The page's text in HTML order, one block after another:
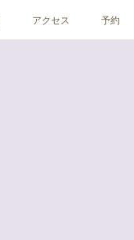
アクセス 予約